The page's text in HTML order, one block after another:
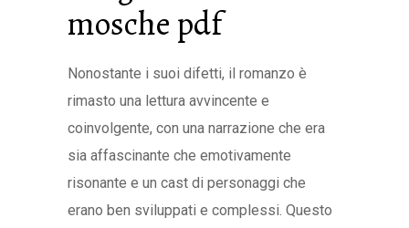
mosche pdf
Nonostante i suoi difetti, il romanzo è
rimasto una lettura avvincente e
coinvolgente, con una narrazione che era
sia affascinante che emotivamente
risonante e un cast di personaggi che
erano ben sviluppati e complessi. Questo